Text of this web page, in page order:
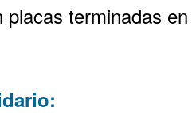
terminadas en